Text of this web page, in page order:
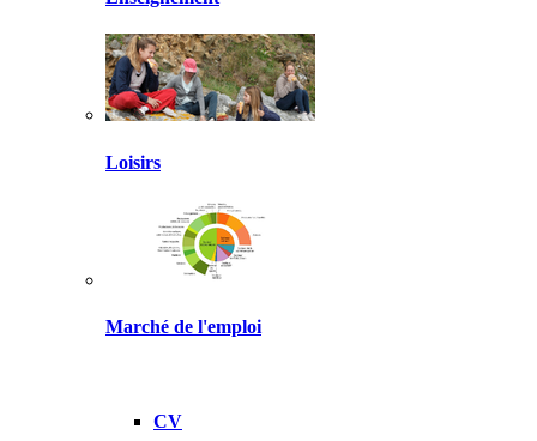
Loisirs
Marché de l'emploi
CV